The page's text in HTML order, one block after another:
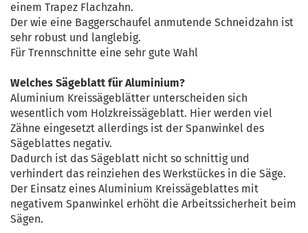
einem Trapez Flachzahn.
Der wie eine Baggerschaufel anmutende Schneidzahn ist
sehr robust und langlebig.
Für Trennschnitte eine sehr gute Wahl
Welches Sägeblatt für Aluminium?
Aluminium Kreissägeblätter unterscheiden sich
wesentlich vom Holzkreissägeblatt. Hier werden viel
Zähne eingesetzt allerdings ist der Spanwinkel des
Sägeblattes negativ.
Dadurch ist das Sägeblatt nicht so schnittig und
verhindert das reinziehen des Werkstückes in die Säge.
Der Einsatz eines Aluminium Kreissägeblattes mit
negativem Spanwinkel erhöht die Arbeitssicherheit beim
Sägen.